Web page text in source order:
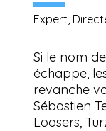
Expert,
Si le nom
échappe,
revanche
Sébastien
Loosers,